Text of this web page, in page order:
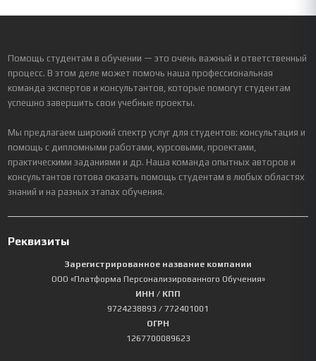
Помощь студентам в обучении — это очень важный и ответственный
процесс. В этом деле может помочь наша профессиональная
команда экспертов и консультантов, которые помогут студентам
успешно завершить свои учебные проекты.
Мы предлагаем широкий спектр услуг для студентов: консультация и
помощь с дипломными работами, курсовыми, проектами,
практическими заданиями и др. Наша команда опытных авторов и
консультантов готова оказать помощь студентам в любых областях
знаний и на разных этапах обучения.
Реквизиты
Зарегистрированное название компании
ООО «Платформа Персонализированного Обучения»
ИНН / КПП
9724238893 / 772401001
ОГРН
1267700089623